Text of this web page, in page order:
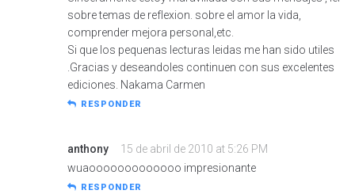
sobre temas de reflexion. sobre el amor la vida,
comprender mejora personal,etc.
Si que los pequenas lecturas leidas me han sido utiles
.Gracias y deseandoles continuen con sus excelentes
ediciones. Nakama Carmen
RESPONDER
anthony
15 de abril de 2010 at 5:26 PM
wuaooooooooooooo impresionante
RESPONDER